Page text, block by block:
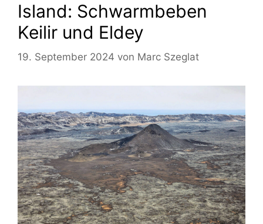
Island: Schwarmbeben
Keilir und Eldey
19. September 2024 von Marc Szeglat